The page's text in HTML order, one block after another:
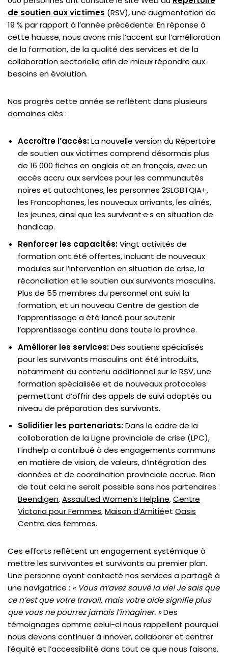
de soutien aux victimes (RSV), une augmentation de
19 % par rapport à l’année précédente. En réponse à
cette hausse, nous avons mis l’accent sur l’amélioration
de la formation, de la qualité des services et de la
collaboration sectorielle afin de mieux répondre aux
besoins en évolution.
Nos progrès cette année se reflètent dans plusieurs
domaines clés :
Accroître l’accès:La nouvelle version du Répertoire
de soutien aux victimes comprend désormais plus
de 16 000 fiches en anglais et en français, avec un
accès accru aux services pour les communautés
noires et autochtones, les personnes 2SLGBTQIA+,
les Francophones, les nouveaux arrivants, les aînés,
les jeunes, ainsi que les survivant·e·s en situation de
handicap.
Renforcer les capacités:Vingt activités de
formation ont été offertes, incluant de nouveaux
modules sur l’intervention en situation de crise, la
réconciliation et le soutien aux survivants masculins.
Plus de 55 membres du personnel ont suivi la
formation, et un nouveau Centre de gestion de
l’apprentissage a été lancé pour soutenir
l’apprentissage continu dans toute la province.
Améliorer les services:Des soutiens spécialisés
pour les survivants masculins ont été introduits,
notamment du contenu additionnel sur le RSV, une
formation spécialisée et de nouveaux protocoles
permettant d’offrir des appels de suivi adaptés au
niveau de préparation des survivants.
Solidifier les partenariats:Dans le cadre de la
collaboration de la Ligne provinciale de crise (LPC),
Findhelp a contribué à des engagements communs
en matière de vision, de valeurs, d’intégration des
données et de coordination provinciale accrue. Rien
de tout cela ne serait possible sans nos partenaires :
Beendigen,Assaulted Women’s Helpline,Centre
Victoria pour Femmes,Maison d’Amitiéet Oasis
Centre des femmes.
Ces efforts reflètent un engagement systémique à
mettre les survivantes et survivants au premier plan.
Une personne ayant contacté nos services a partagé à
une navigatrice : « Vous m’avez sauvé la vie! Je sais que
ce n’est que votre travail, mais votre aide signifie plus
que vous ne pourrez jamais l’imaginer. »Des
témoignages comme celui-ci nous rappellent pourquoi
nous devons continuer à innover, collaborer et centrer
l’équité et l’accessibilité dans tout ce que nous faisons.